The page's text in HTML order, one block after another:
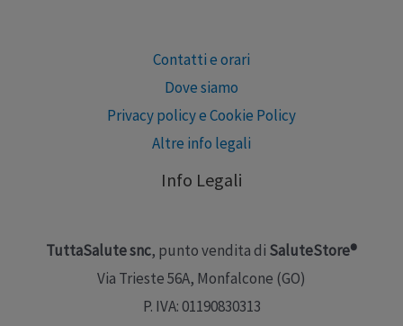
Contatti e orari
Dove siamo
Privacy policy e Cookie Policy
Altre info legali
Info Legali
TuttaSalute snc, punto vendita di SaluteStore®
Via Trieste 56A, Monfalcone (GO)
P. IVA: 01190830313